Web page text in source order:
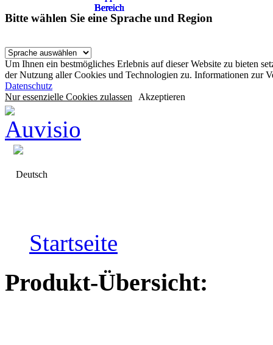
Bitte wählen Sie eine Sprache und Region
Um Ihnen ein bestmögliches Erlebnis auf dieser Website zu bieten
der Nutzung aller Cookies und Technologien zu. Informationen zur
Datenschutz
Nur essenzielle Cookies zulassen Akzeptieren
Deutsch
Startseite
Produkt-Übersicht:
Bereich
Bereich
Bereich
Bereich
Bereich
Bereich
Bereich